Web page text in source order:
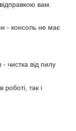
вам.
- консоль не має
чистка від пилу
так і